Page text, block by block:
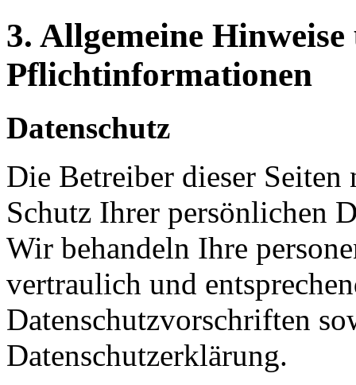
3. Allgemeine Hinweise
Pflichtinformationen
Datenschutz
Die Betreiber dieser Seiten
Schutz Ihrer persönlichen
Wir behandeln Ihre
vertraulich und
Datenschutzvorschriften
Datenschutzerklärung.